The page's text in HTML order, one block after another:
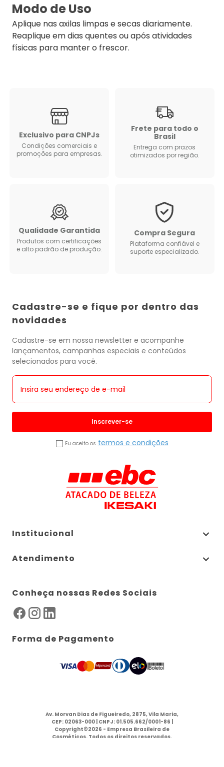
Modo de Uso
Aplique nas axilas limpas e secas diariamente.
Reaplique em dias quentes ou após atividades
físicas para manter o frescor.
Exclusivo para CNPJs
Condições comerciais e
promoções para empresas.
Frete para todo o
Brasil
Entrega com prazos
otimizados por região.
Qualidade Garantida
Produtos com certificações
e alto padrão de produção.
Compra Segura
Plataforma confiável e
suporte especializado.
Cadastre-se e fique por dentro das
novidades
Cadastre-se em nossa newsletter e acompanhe
lançamentos, campanhas especiais e conteúdos
selecionados para você.
Inscrever-se
Eu aceito os termos e condições
Institucional
Atendimento
Conheça nossas Redes Sociais
Forma de Pagamento
Av. Morvan Dias de Figueiredo, 2875, Vila Maria,
CEP: 02063-000 | CNPJ: 01.505.662/0001-86 |
Copyright©2026 - Empresa Brasileira de
Cosméticos. Todos os direitos reservados.